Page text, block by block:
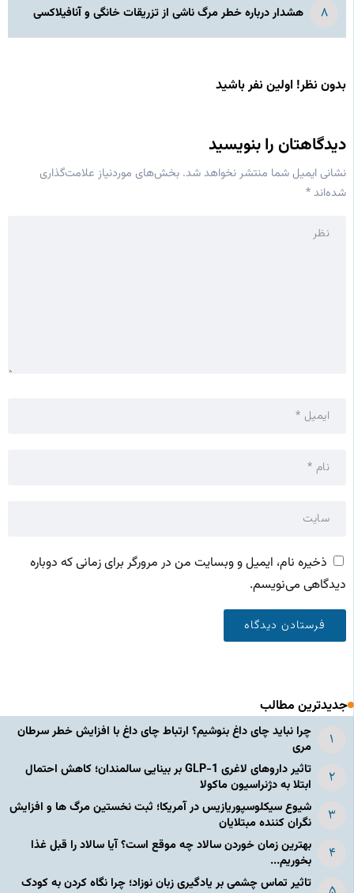
هشدار درباره خطر مرگ ناشی از تزریقات خانگی و آنافیلاکسی
بدون نظر! اولین نفر باشید
دیدگاهتان را بنویسید
نشانی ایمیل شما منتشر نخواهد شد. بخش‌های موردنیاز علامت‌گذاری
شده‌اند*
ذخیره نام، ایمیل و وبسایت من در مرورگر برای زمانی که دوباره
دیدگاهی می‌نویسم.
جدیدترین مطالب
چرا نباید چای داغ بنوشیم؟ ارتباط چای داغ با افزایش خطر سرطان
مری
تاثیر داروهای لاغری GLP-1 بر بینایی سالمندان؛ کاهش احتمال
ابتلا به دژنراسیون ماکولا
شیوع سیکلوسپوریازیس در آمریکا؛ ثبت نخستین مرگ ها و افزایش
نگران کننده مبتلایان
بهترین زمان خوردن سالاد چه موقع است؟ آیا سالاد را قبل غذا
بخوریم...
تاثیر تماس چشمی بر یادگیری زبان نوزاد؛ چرا نگاه کردن به کودک